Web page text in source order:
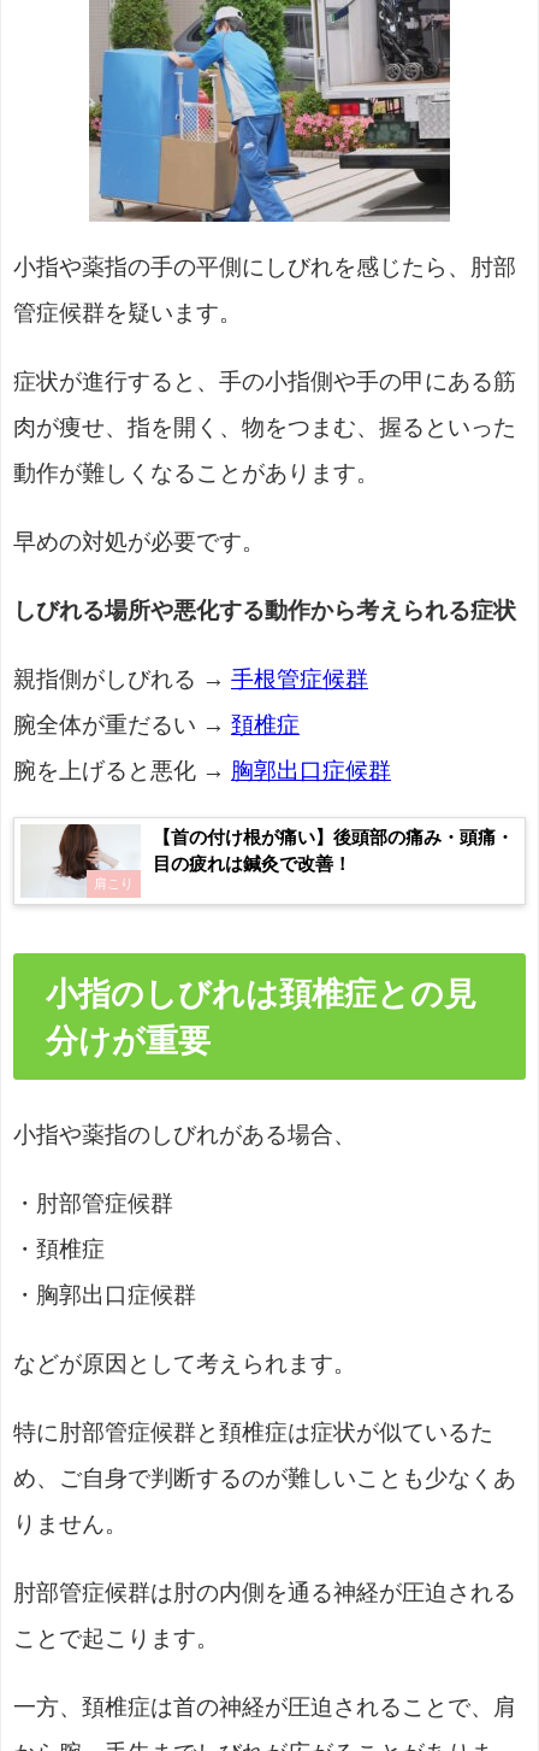
小指や薬指の手の平側にしびれを感じたら、肘部
管症候群を疑います。
症状が進行すると、手の小指側や手の甲にある筋
肉が痩せ、指を開く、物をつまむ、握るといった
動作が難しくなることがあります。
早めの対処が必要です。
しびれる場所や悪化する動作から考えられる症状
親指側がしびれる → 手根管症候群
腕全体が重だるい → 頚椎症
腕を上げると悪化 →
胸郭出口症候群
肩こり
【首の付け根が痛い】後頭部の痛み・頭痛・
目の疲れは鍼灸で改善！
小指のしびれは頚椎症との見
分けが重要
小指や薬指のしびれがある場合、
・肘部管症候群
・頚椎症
・胸郭出口症候群
などが原因として考えられます。
特に肘部管症候群と頚椎症は症状が似ているた
め、ご自身で判断するのが難しいことも少なくあ
りません。
肘部管症候群は肘の内側を通る神経が圧迫される
ことで起こります。
一方、頚椎症は首の神経が圧迫されることで、肩